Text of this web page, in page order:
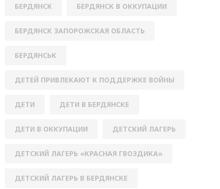
БЕРДЯНСК БЕРДЯНСК В ОККУПАЦИИ
БЕРДЯНСК ЗАПОРОЖСКАЯ ОБЛАСТЬ
БЕРДЯНСЬК
ДЕТЕЙ ПРИВЛЕКАЮТ К ПОДДЕРЖКЕ ВОЙНЫ
ДЕТИ ДЕТИ В БЕРДЯНСКЕ
ДЕТИ В ОККУПАЦИИ ДЕТСКИЙ ЛАГЕРЬ
ДЕТСКИЙ ЛАГЕРЬ «КРАСНАЯ ГВОЗДИКА»
ДЕТСКИЙ ЛАГЕРЬ В БЕРДЯНСКЕ